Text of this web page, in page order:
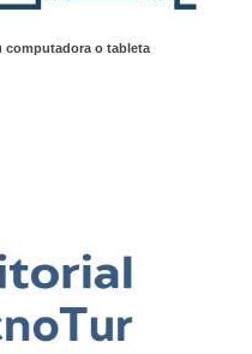
computadora o tableta